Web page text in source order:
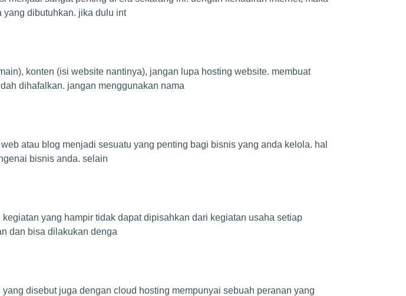
yang dibutuhkan. jika dulu int
konten (isi website nantinya), jangan lupa hosting website. membuat
dihafalkan. jangan menggunakan nama
atau blog menjadi sesuatu yang penting bagi bisnis yang anda kelola. hal
bisnis anda. selain
yang hampir tidak dapat dipisahkan dari kegiatan usaha setiap
dan bisa dilakukan denga
disebut juga dengan cloud hosting mempunyai sebuah peranan yang